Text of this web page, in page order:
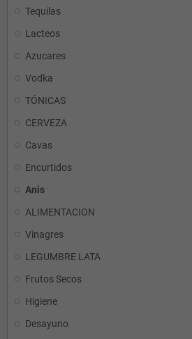
Tequilas
Lacteos
Azucares
Vodka
TÓNICAS
CERVEZA
Cavas
Encurtidos
Anis
ALIMENTACION
Vinagres
LEGUMBRE LATA
Frutos Secos
Higiene
Desayuno